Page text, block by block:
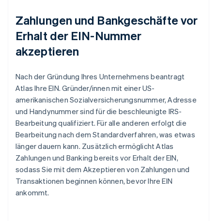
Zahlungen und Bankgeschäfte vor
Erhalt der EIN-Nummer
akzeptieren
Nach der Gründung Ihres Unternehmens beantragt
Atlas Ihre EIN. Gründer/innen mit einer US-
amerikanischen Sozialversicherungsnummer, Adresse
und Handynummer sind für die beschleunigte IRS-
Bearbeitung qualifiziert. Für alle anderen erfolgt die
Bearbeitung nach dem Standardverfahren, was etwas
länger dauern kann. Zusätzlich ermöglicht Atlas
Zahlungen und Banking bereits vor Erhalt der EIN,
sodass Sie mit dem Akzeptieren von Zahlungen und
Transaktionen beginnen können, bevor Ihre EIN
ankommt.